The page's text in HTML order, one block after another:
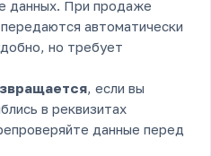
данных. При продаже
автоматически
но требует
, если вы
в реквизитах
данные перед